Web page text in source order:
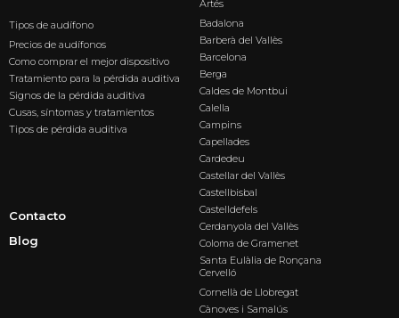
Tipos de audífono
Precios de audífonos
Como comprar el mejor dispositivo
Tratamiento para la pérdida auditiva
Signos de la pérdida auditiva
Cusas, síntomas y tratamientos
Tipos de pérdida auditiva
Contacto
Blog
Artés
Badalona
Barberà del Vallès
Barcelona
Berga
Caldes de Montbui
Calella
Campins
Capellades
Cardedeu
Castellar del Vallès
Castellbisbal
Castelldefels
Cerdanyola del Vallès
Coloma de Gramenet
Santa Eulàlia de Ronçana
Cervelló
Cornellà de Llobregat
Cànoves i Samalús